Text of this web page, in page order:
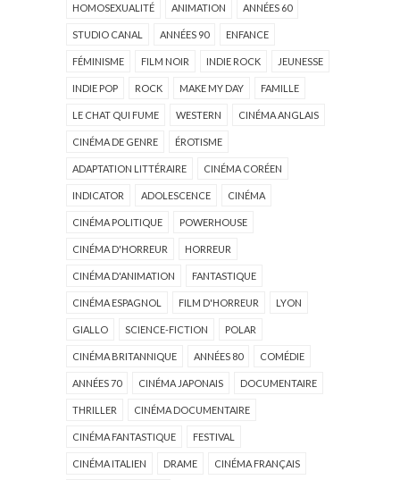
HOMOSEXUALITÉ ANIMATION ANNÉES 60
STUDIO CANAL ANNÉES 90 ENFANCE
FÉMINISME FILM NOIR INDIE ROCK JEUNESSE
INDIE POP ROCK MAKE MY DAY FAMILLE
LE CHAT QUI FUME WESTERN CINÉMA ANGLAIS
CINÉMA DE GENRE ÉROTISME
ADAPTATION LITTÉRAIRE CINÉMA CORÉEN
INDICATOR ADOLESCENCE CINÉMA
CINÉMA POLITIQUE POWERHOUSE
CINÉMA D'HORREUR HORREUR
CINÉMA D'ANIMATION FANTASTIQUE
CINÉMA ESPAGNOL FILM D'HORREUR LYON
GIALLO SCIENCE-FICTION POLAR
CINÉMA BRITANNIQUE ANNÉES 80 COMÉDIE
ANNÉES 70 CINÉMA JAPONAIS DOCUMENTAIRE
THRILLER CINÉMA DOCUMENTAIRE
CINÉMA FANTASTIQUE FESTIVAL
CINÉMA ITALIEN DRAME CINÉMA FRANÇAIS